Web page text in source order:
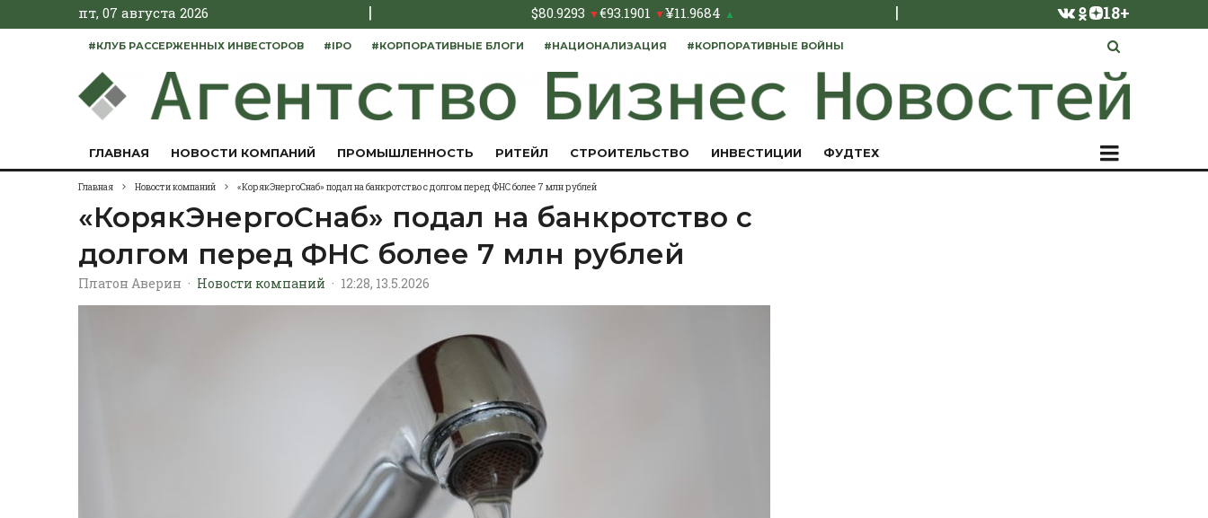
пт, 07 августа 2026 | $80.9293 ▼€93.1901 ▼¥11.9684 ▲ | 18+
#КЛУБ РАССЕРЖЕННЫХ ИНВЕСТОРОВ #IPO #КОРПОРАТИВНЫЕ БЛОГИ #НАЦИОНАЛИЗАЦИЯ #КОРПОРАТИВНЫЕ ВОЙНЫ
ГЛАВНАЯ НОВОСТИ КОМПАНИЙ ПРОМЫШЛЕННОСТЬ РИТЕЙЛ СТРОИТЕЛЬСТВО ИНВЕСТИЦИИ ФУДТЕХ
Главная Новости компаний «КорякЭнергоСнаб» подал на банкротство с долгом перед ФНС более 7 млн рублей
«КорякЭнергоСнаб» подал на банкротство с
долгом перед ФНС более 7 млн рублей
Платон Аверин · Новости компаний · 12:28, 13.5.2026